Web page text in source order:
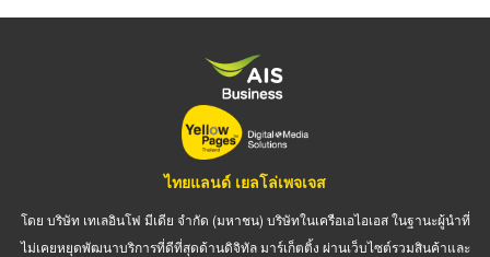
ไทยแลนด์ เยลโล่เพจเจส
โดย บริษัท เทเลอินโฟ มีเดีย จำกัด (มหาชน) บริษัทในเครือเอไอเอส ในฐานะผู้นำที่
ไม่เคยหยุดพัฒนาบริการที่ดีที่สุดด้านดิจิทัล มาร์เก็ตติ้ง ผ่านเว็บไซต์รวมสินค้าและ